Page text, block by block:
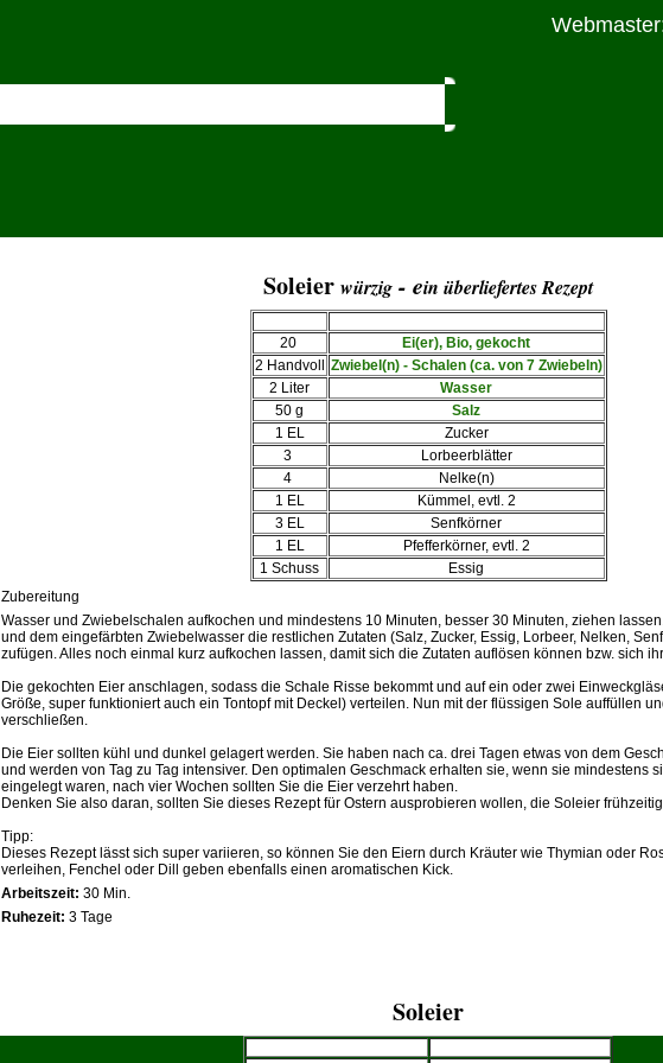
Soleier würzig - ein überliefertes Rezept
20
Ei(er), Bio, gekocht
2 Handvoll
Zwiebel(n) - Schalen (ca. von 7 Zwiebeln)
2 Liter
Wasser
50 g
Salz
1 EL
Zucker
3
Lorbeerblätter
4
Nelke(n)
1 EL
Kümmel, evtl. 2
3 EL
Senfkörner
1 EL
Pfefferkörner, evtl. 2
1 Schuss
Essig
Zubereitung
Wasser und Zwiebelschalen aufkochen und mindestens 10 Minuten, besser 30 Minuten, ziehen
und dem eingefärbten Zwiebelwasser die restlichen Zutaten (Salz, Zucker, Essig, Lorbeer, Nelken,
zufügen. Alles noch einmal kurz aufkochen lassen, damit sich die Zutaten auflösen können bzw. sich
Die gekochten Eier anschlagen, sodass die Schale Risse bekommt und auf ein oder zwei
Größe, super funktioniert auch ein Tontopf mit Deckel) verteilen. Nun mit der flüssigen Sole auffüllen
verschließen.
Die Eier sollten kühl und dunkel gelagert werden. Sie haben nach ca. drei Tagen etwas von dem
und werden von Tag zu Tag intensiver. Den optimalen Geschmack erhalten sie, wenn sie mindestens
eingelegt waren, nach vier Wochen sollten Sie die Eier verzehrt haben.
Denken Sie also daran, sollten Sie dieses Rezept für Ostern ausprobieren wollen, die Soleier
Tipp:
Dieses Rezept lässt sich super variieren, so können Sie den Eiern durch Kräuter wie Thymian oder
verleihen, Fenchel oder Dill geben ebenfalls einen aromatischen Kick.
Arbeitszeit: 30 Min.
Ruhezeit: 3 Tage
Soleier